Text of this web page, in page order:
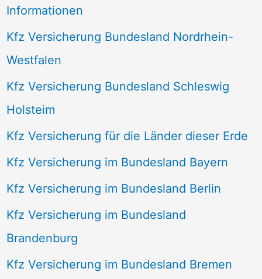
Informationen
Kfz Versicherung Bundesland Nordrhein-
Westfalen
Kfz Versicherung Bundesland Schleswig
Holsteim
Kfz Versicherung für die Länder dieser Erde
Kfz Versicherung im Bundesland Bayern
Kfz Versicherung im Bundesland Berlin
Kfz Versicherung im Bundesland
Brandenburg
Kfz Versicherung im Bundesland Bremen